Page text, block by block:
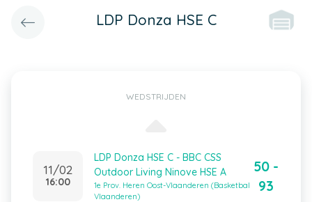
LDP Donza HSE C
WEDSTRIJDEN
11/02
16:00
LDP Donza HSE C - BBC CSS
Outdoor Living Ninove HSE A
1e Prov. Heren Oost-Vlaanderen (Basketbal
Vlaanderen)
50 -
93